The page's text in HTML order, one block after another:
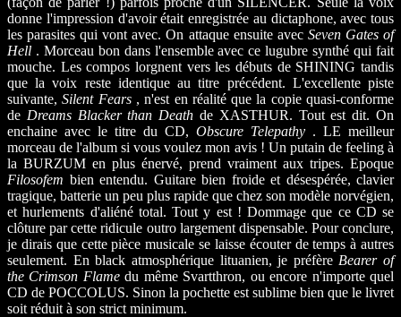
donne l'impression d'avoir était enregistrée au dictaphone, avec tous
les parasites qui vont avec. On attaque ensuite avec Seven Gates of
Hell . Morceau bon dans l'ensemble avec ce lugubre synthé qui fait
mouche. Les compos lorgnent vers les débuts de SHINING tandis
que la voix reste identique au titre précédent. L'excellente piste
suivante,Silent Fears, n'est en réalité que la copie quasi-conforme
de Dreams Blacker than Death de XASTHUR. Tout est dit. On
enchaine avec le titre du CD, Obscure Telepathy . LE meilleur
morceau de l'album si vous voulez mon avis ! Un putain de feeling à
la BURZUM en plus énervé, prend vraiment aux tripes. Epoque
Filosofem bien entendu. Guitare bien froide et désespérée, clavier
tragique, batterie un peu plus rapide que chez son modèle norvégien,
et hurlements d'aliéné total. Tout y est ! Dommage que ce CD se
clôture par cette ridicule outro largement dispensable. Pour conclure,
je dirais que cette pièce musicale se laisse écouter de temps à autres
seulement. En black atmosphérique lituanien, je préfère Bearer of
the Crimson Flamedu même Svartthron, ou encore n'importe quel
CD de POCCOLUS. Sinon la pochette est sublime bien que le livret
soit réduit à son strict minimum.